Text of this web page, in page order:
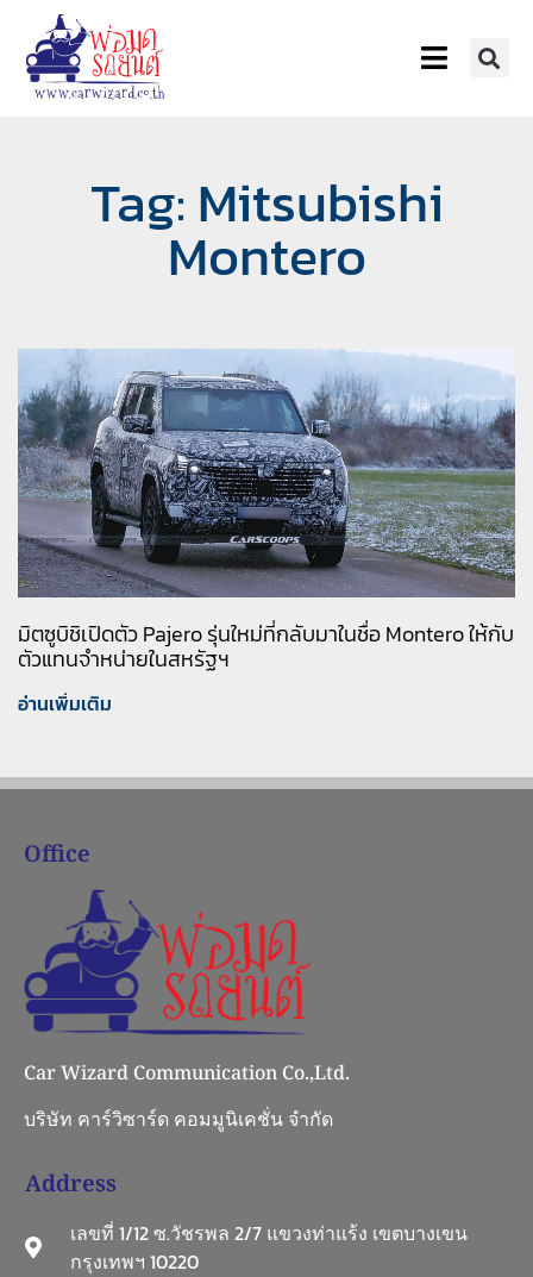
Tag: Mitsubishi
Montero
มิตซูบิชิเปิดตัว Pajero รุ่นใหม่ที่กลับมาในชื่อ Montero ให้กับ
ตัวแทนจำหน่ายในสหรัฐฯ
อ่านเพิ่มเติม
Office
Car Wizard Communication Co.,Ltd.
บริษัท คาร์วิซาร์ด คอมมูนิเคชั่น จำกัด
Address
เลขที่ 1/12 ซ.วัชรพล 2/7 แขวงท่าแร้ง เขตบางเขน
กรุงเทพฯ 10220